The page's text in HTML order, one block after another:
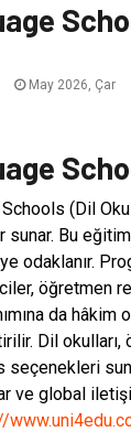
May 2026, Çar
(Dil
sunar. Bu
odaklanır.
öğretmen
da
Dil okulları,
seçenekleri
ve global